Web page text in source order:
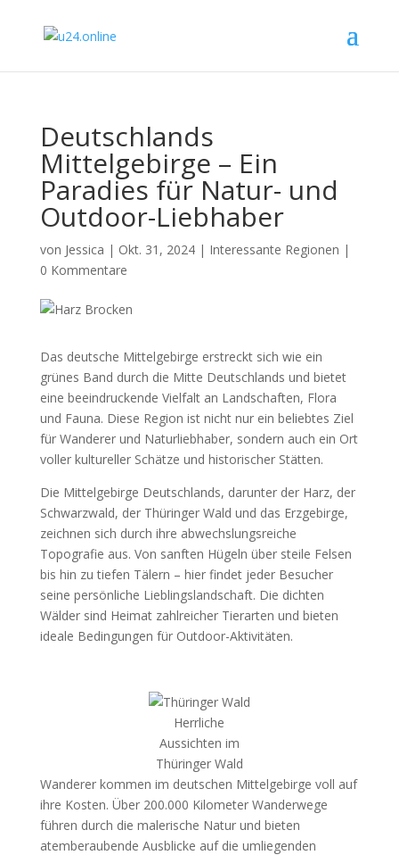
Deutschlands
Mittelgebirge – Ein
Paradies für Natur- und
Outdoor-Liebhaber
von Jessica | Okt. 31, 2024| Interessante Regionen |
0 Kommentare
Das deutsche Mittelgebirge erstreckt sich wie ein
grünes Band durch die Mitte Deutschlands und bietet
eine beeindruckende Vielfalt an Landschaften, Flora
und Fauna. Diese Region ist nicht nur ein beliebtes Ziel
für Wanderer und Naturliebhaber, sondern auch ein Ort
voller kultureller Schätze und historischer Stätten.
Die Mittelgebirge Deutschlands, darunter der Harz, der
Schwarzwald, der Thüringer Wald und das Erzgebirge,
zeichnen sich durch ihre abwechslungsreiche
Topografie aus. Von sanften Hügeln über steile Felsen
bis hin zu tiefen Tälern – hier findet jeder Besucher
seine persönliche Lieblingslandschaft. Die dichten
Wälder sind Heimat zahlreicher Tierarten und bieten
ideale Bedingungen für Outdoor-Aktivitäten.
Herrliche
Aussichten im
Thüringer Wald
Wanderer kommen im deutschen Mittelgebirge voll auf
ihre Kosten. Über 200.000 Kilometer Wanderwege
führen durch die malerische Natur und bieten
atemberaubende Ausblicke auf die umliegenden